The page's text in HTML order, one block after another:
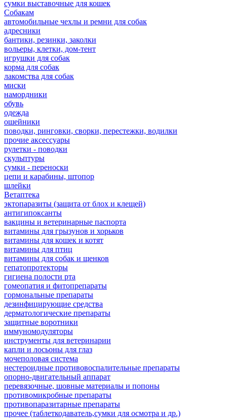
сумки выставочные для кошек
Собакам
автомобильные чехлы и ремни для собак
адресники
бантики, резинки, заколки
вольеры, клетки, дом-тент
игрушки для собак
корма для собак
лакомства для собак
миски
намордники
обувь
одежда
ошейники
поводки, ринговки, сворки, перестежки, водилки
прочие аксессуары
рулетки - поводки
скульптуры
сумки - переноски
цепи и карабины, штопор
шлейки
Ветаптека
эктопаразиты (защита от блох и клещей)
антигипоксанты
вакцины и ветеринарные паспорта
витамины для грызунов и хорьков
витамины для кошек и котят
витамины для птиц
витамины для собак и щенков
гепатопротекторы
гигиена полости рта
гомеопатия и фитопрепараты
гормональные препараты
дезинфицирующие средства
дерматологические препараты
защитные воротники
иммуномодуляторы
инструменты для ветеринарии
капли и лосьоны для глаз
мочеполовая система
нестероидные противовоспалительные препараты
опорно-двигательный аппарат
перевязочные, шовные материалы и попоны
противомикробные препараты
противопаразитарные препараты
прочее (таблеткодаватель,сумки для осмотра и др.)